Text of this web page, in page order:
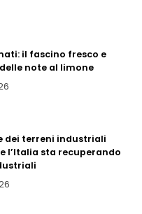
il fascino fresco e
note al limone
dei terreni industriali
l’Italia sta recuperando